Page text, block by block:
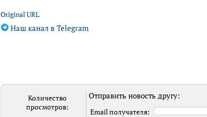
Original URL
Наш канал в Telegram
Количество
просмотров:
Отправить новость другу:
Email получателя: